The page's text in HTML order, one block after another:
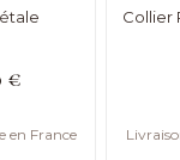
€
en France
Collier